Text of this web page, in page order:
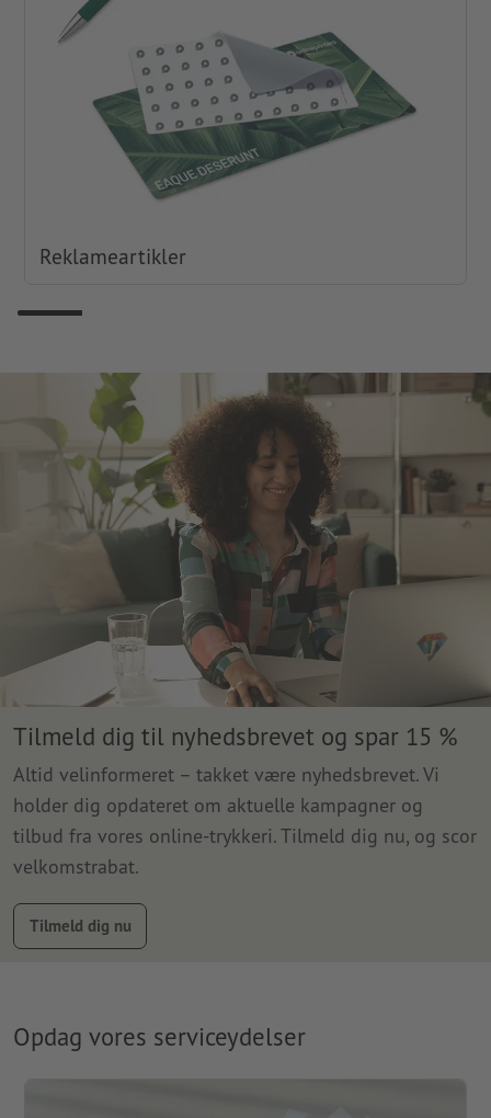
Reklameartikler
Tilmeld dig til nyhedsbrevet og spar 15 %
Altid velinformeret – takket være nyhedsbrevet. Vi
holder dig opdateret om aktuelle kampagner og
tilbud fra vores online-trykkeri. Tilmeld dig nu, og scor
velkomstrabat.
Tilmeld dig nu
Opdag vores serviceydelser